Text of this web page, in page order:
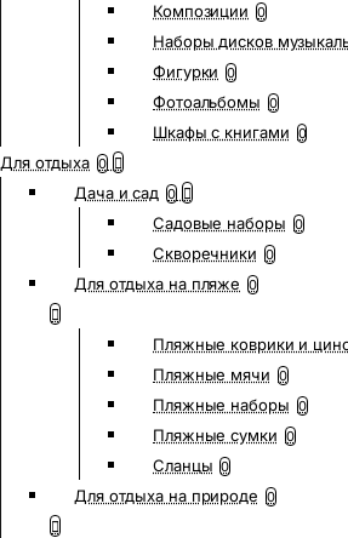
Композиции 0
Наборы дисков
Фигурки 0
Фотоальбомы 0
Шкафы с книгами 0
Для отдыха 0
Дача и сад 0
Садовые наборы 0
Скворечники 0
Для отдыха на пляже 0
Пляжные коврики и
Пляжные мячи 0
Пляжные наборы 0
Пляжные сумки 0
Сланцы 0
Для отдыха на природе 0